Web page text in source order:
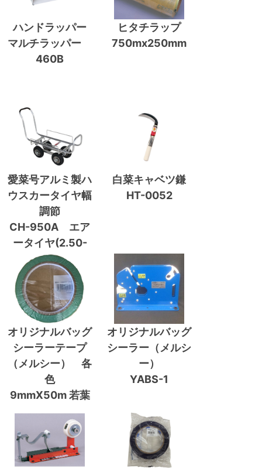
ハンドラッパー
マルチラッパー
460B
ヒタチラップ
750mx250mm
愛菜号アルミ製ハ
ウスカータイヤ幅
調節
CH-950A エア
ータイヤ(2.50-
4A)
白菜キャベツ鎌
HT-0052
オリジナルバッグ
シーラーテープ
（メルシー） 各
色
9mmX50m 若葉
オリジナルバッグ
シーラー（メルシ
ー）
YABS-1